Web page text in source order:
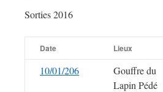
Sorties 2016
Date Lieux
10/01/206
Gouffre du
Lapin Pédé